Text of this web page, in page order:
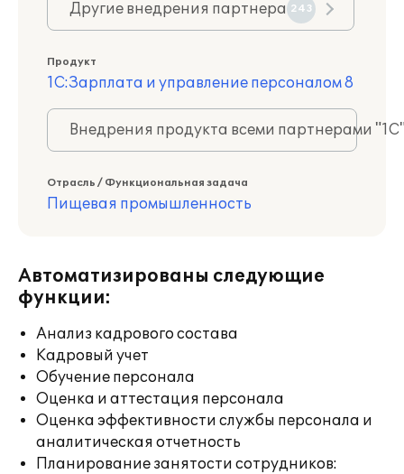
Другие внедрения партнера 243
Продукт
1С:Зарплата и управление персоналом 8
Внедрения продукта всеми партнерами
Отрасль / Функциональная задача
Пищевая промышленность
Автоматизированы следующие
функции:
Анализ кадрового состава
Кадровый учет
Обучение персонала
Оценка и аттестация персонала
Оценка эффективности службы персонала и
аналитическая отчетность
Планирование занятости сотрудников: